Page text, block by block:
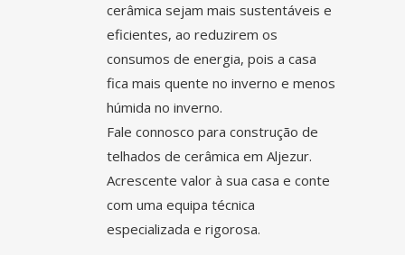
cerâmica sejam mais sustentáveis e
eficientes, ao reduzirem os
consumos de energia, pois a casa
fica mais quente no inverno e menos
húmida no inverno.
Fale connosco para construção de
telhados de cerâmica em Aljezur.
Acrescente valor à sua casa e conte
com uma equipa técnica
especializada e rigorosa.